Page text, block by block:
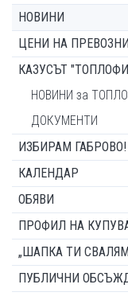
НОВИНИ
ЦЕНИ НА
КАЗУСЪТ
НОВИНИ за
ДОКУМЕНТИ
ИЗБИРАМ ГАБРОВО!
КАЛЕНДАР
ОБЯВИ
ПРОФИЛ НА
„ШАПКА ТИ
ПУБЛИЧНИ